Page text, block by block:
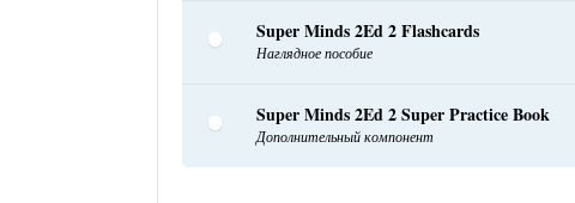
Super Minds 2Ed 2 Flashcards
Наглядное пособие
Super Minds 2Ed 2 Super Practice Book
Дополнительный компонент